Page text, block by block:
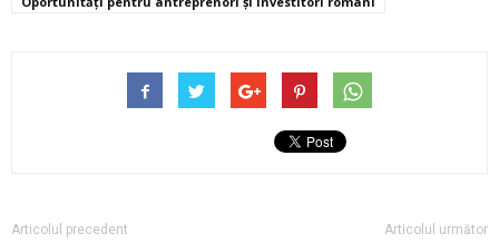
Articolul precedent Articolul următor